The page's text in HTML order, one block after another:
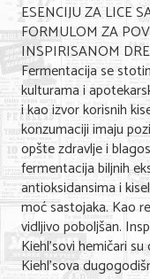
Posao
Usluge
Nega lica i tela
Shopping
Sve za venčanje
Sve za decu
Kuća i bašta
ESENCIJU ZA LICE
FORMULOM ZA
INSPIRISANOM
Fermentacija se
kulturama i
i kao izvor korisnih
konzumaciji imaju
opšte zdravlje i
fermentacija biljnih
antioksidansima i
moć sastojaka. Kao
vidljivo poboljšan.
Kiehl’sovi hemičari
Kiehl'sova